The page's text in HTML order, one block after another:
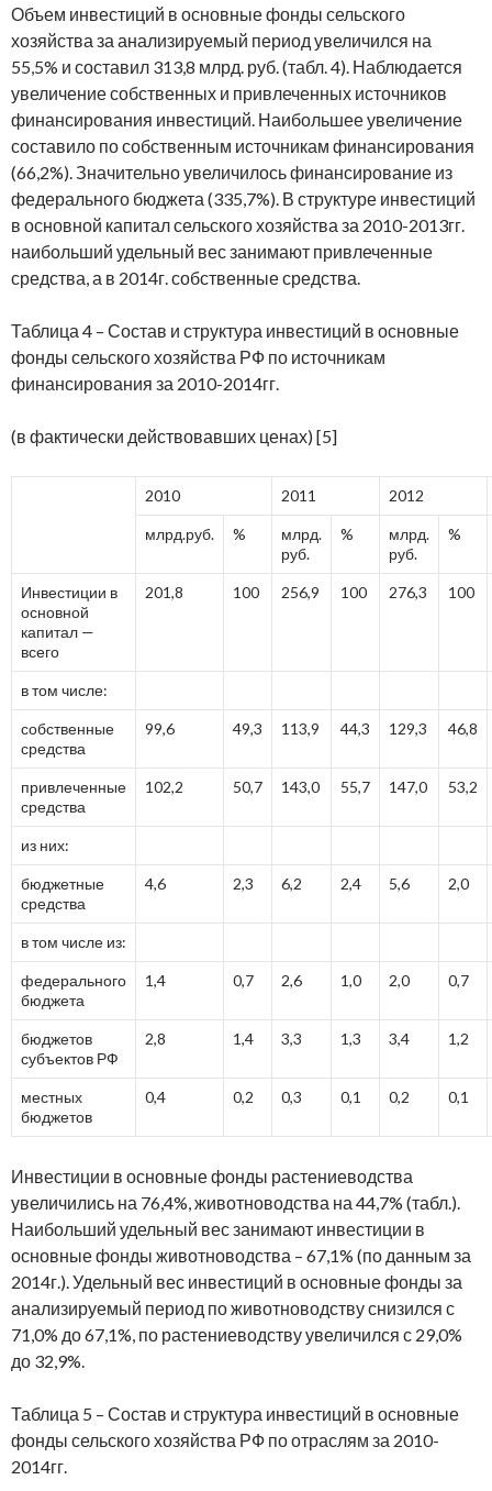
Объем инвестиций в основные фонды сельского
хозяйства за анализируемый период увеличился на
55,5% и составил 313,8 млрд. руб. (табл. 4). Наблюдается
увеличение собственных и привлеченных источников
финансирования инвестиций. Наибольшее увеличение
составило по собственным источникам финансирования
(66,2%). Значительно увеличилось финансирование из
федерального бюджета (335,7%). В структуре инвестиций
в основной капитал сельского хозяйства за 2010-2013гг.
наибольший удельный вес занимают привлеченные
средства, а в 2014г. собственные средства.
Таблица 4 – Состав и структура инвестиций в основные
фонды сельского хозяйства РФ по источникам
финансирования за 2010-2014гг.
(в фактически действовавших ценах) [5]
2010 2011 2012
млрд.руб. %
млрд.
руб.
%
млрд.
руб.
%
Инвестиции в
основной
капитал —
всего
201,8 100 256,9 100 276,3 100
в том числе:
собственные
средства
99,6 49,3 113,9 44,3 129,3 46,8
привлеченные
средства
102,2 50,7 143,0 55,7 147,0 53,2
из них:
бюджетные
средства
4,6 2,3 6,2 2,4 5,6 2,0
в том числе из:
федерального
бюджета
1,4 0,7 2,6 1,0 2,0 0,7
бюджетов
субъектов РФ
2,8 1,4 3,3 1,3 3,4 1,2
местных
бюджетов
0,4 0,2 0,3 0,1 0,2 0,1
Инвестиции в основные фонды растениеводства
увеличились на 76,4%, животноводства на 44,7% (табл.).
Наибольший удельный вес занимают инвестиции в
основные фонды животноводства – 67,1% (по данным за
2014г.). Удельный вес инвестиций в основные фонды за
анализируемый период по животноводству снизился с
71,0% до 67,1%, по растениеводству увеличился с 29,0%
до 32,9%.
Таблица 5 – Состав и структура инвестиций в основные
фонды сельского хозяйства РФ по отраслям за 2010-
2014гг.